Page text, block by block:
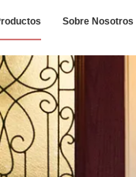
Sobre Nosotros